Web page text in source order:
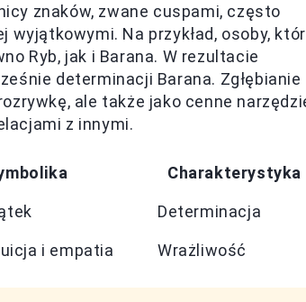
znaków, zwane cuspami, często
Na przykład, osoby,
Ryb, jak i Barana. W rezultacie
determinacji Barana. Zgłębianie
ale także jako cenne
z innymi.
Charakterystyka
Determinacja
i empatia Wrażliwość